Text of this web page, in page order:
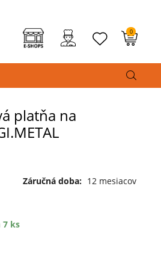
0
platňa na
Záručná doba: 12 mesiacov
7 ks